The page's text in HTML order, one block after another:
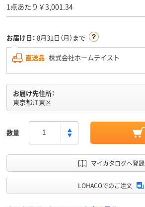
1点あたり￥3,001.34
お届け日： 8月31日（月）まで
直送品 株式会社ホームテイスト
お届け先住所：
東京都江東区
数量
マイカタログへ登録
LOHACOでのご注文